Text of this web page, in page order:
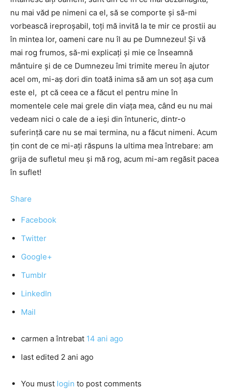
nu mai văd pe nimeni ca el, să se comporte și să-mi
vorbească ireproșabil, toți mă invită la te mir ce prostii au
în mintea lor, oameni care nu îl au pe Dumnezeu! Și vă
mai rog frumos, să-mi explicați și mie ce înseamnă
mântuire și de ce Dumnezeu îmi trimite mereu în ajutor
acel om, mi-aș dori din toată inima să am un soț așa cum
este el, pt că ceea ce a făcut el pentru mine în
momentele cele mai grele din viața mea, când eu nu mai
vedeam nici o cale de a ieși din întuneric, dintr-o
suferință care nu se mai termina, nu a făcut nimeni. Acum
țin cont de ce mi-ați răspuns la ultima mea întrebare: am
grija de sufletul meu și mă rog, acum mi-am regăsit pacea
în suflet!
Share
Facebook
Twitter
Google+
Tumblr
LinkedIn
Mail
carmen a întrebat 14 ani ago
last edited 2 ani ago
You must login to post comments